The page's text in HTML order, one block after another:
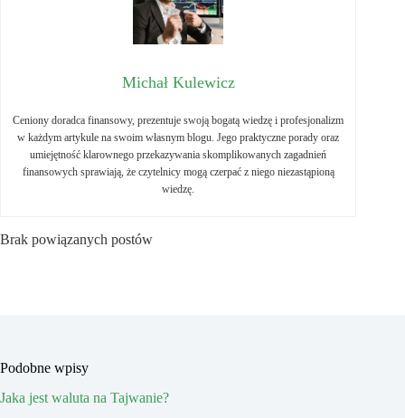
Michał Kulewicz
Ceniony doradca finansowy, prezentuje swoją bogatą wiedzę i profesjonalizm
w każdym artykule na swoim własnym blogu. Jego praktyczne porady oraz
umiejętność klarownego przekazywania skomplikowanych zagadnień
finansowych sprawiają, że czytelnicy mogą czerpać z niego niezastąpioną
wiedzę.
Brak powiązanych postów
Podobne wpisy
Jaka jest waluta na Tajwanie?